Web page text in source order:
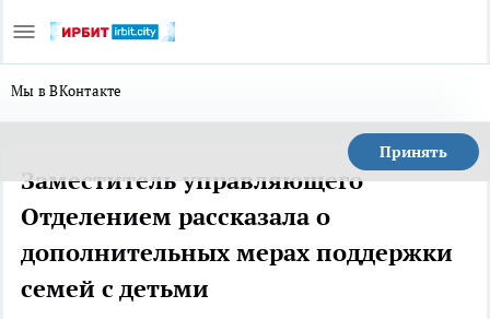
Мы в ВКонтакте
Принять
Заместитель управляющего
Отделением рассказала о
дополнительных мерах поддержки
семей с детьми